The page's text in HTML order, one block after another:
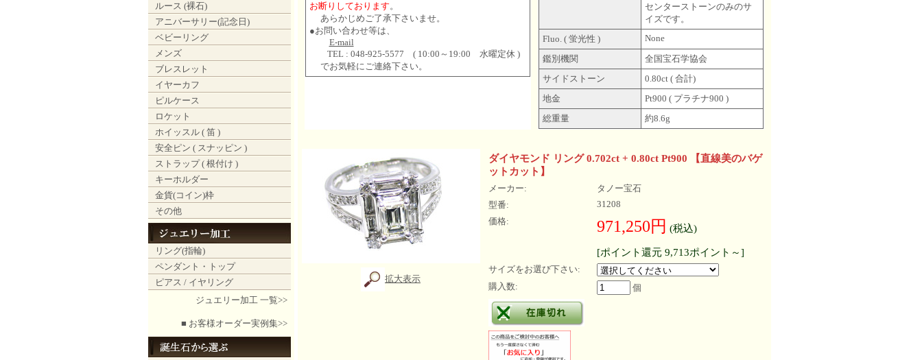
ルース (裸石)
アニバーサリー(記念日)
ベビーリング
メンズ
ブレスレット
イヤーカフ
ピルケース
ロケット
ホイッスル ( 笛 )
安全ピン ( スナッピン )
ストラップ ( 根付け )
キーホルダー
金貨(コイン)枠
その他
リング(指輪)
ペンダント・トップ
ピアス / イヤリング
ジュエリー加工 一覧>>
■ お客様オーダー実例集>>
お断りしております。
あらかじめご了承下さいませ。
●お問い合わせ等は、
E-mail
TEL : 048-925-5577 ( 10:00～19:00 水曜定休 )
でお気軽にご連絡下さい。
センターストーンのみのサ
イズです。
Fluo. ( 蛍光性 )
None
鑑別機関
全国宝石学協会
サイドストーン
0.80ct ( 合計)
地金
Pt900 ( プラチナ900 )
総重量
約8.6g
拡大表示
ダイヤモンド リング 0.702ct + 0.80ct Pt900 【直線美のバゲ
ットカット】
メーカー:
タノー宝石
型番:
31208
価格:
971,250円 (税込)
[ポイント還元 9,713ポイント～]
サイズをお選び下さい:
購入数:
個